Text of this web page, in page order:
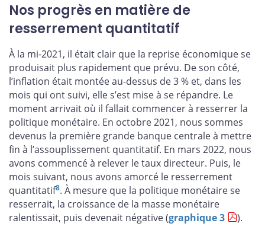
Nos progrès en matière de
resserrement quantitatif
À la mi-2021, il était clair que la reprise économique se
produisait plus rapidement que prévu. De son côté,
l’inflation était montée au-dessus de 3 % et, dans les
mois qui ont suivi, elle s’est mise à se répandre. Le
moment arrivait où il fallait commencer à resserrer la
politique monétaire. En octobre 2021, nous sommes
devenus la première grande banque centrale à mettre
fin à l’assouplissement quantitatif. En mars 2022, nous
avons commencé à relever le taux directeur. Puis, le
mois suivant, nous avons amorcé le resserrement
quantitatif8. À mesure que la politique monétaire se
resserrait, la croissance de la masse monétaire
ralentissait, puis devenait négative (graphique 3
).